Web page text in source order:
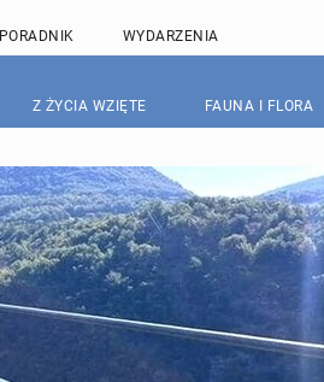
PORADNIK WYDARZENIA
Z ŻYCIA WZIĘTE FAUNA I FLORA